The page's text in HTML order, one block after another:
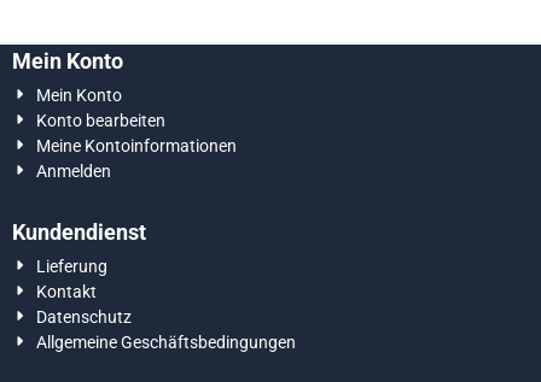
Mein Konto
Mein Konto
Konto bearbeiten
Meine Kontoinformationen
Anmelden
Kundendienst
Lieferung
Kontakt
Datenschutz
Allgemeine Geschäftsbedingungen